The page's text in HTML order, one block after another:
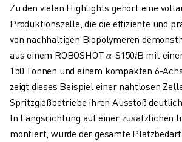
DRAHTERODIERMASCHINEN
ROBOCUT DRAHTERODIERMASCHINEN
ROBOCUT HARDWARE
ROBOCUT VORBEUGENDE WARTUNG
ROBOCUT NACHHALTIGKEIT
IIOT-LÖSUNGEN
INTELLIGENTE FABRIKLÖSUNGEN
Zu den vielen Highlights gehört eine
Produktionszelle, die die effiziente und
von nachhaltigen Biopolymeren
aus einem ROBOSHOT 𝛼-S150𝑖B mit
150 Tonnen und einem kompakten 6-
zeigt dieses Beispiel einer nahtlosen
Spritzgießbetriebe ihren Ausstoß
In Längsrichtung auf einer zusätzlichen
montiert, wurde der gesamte